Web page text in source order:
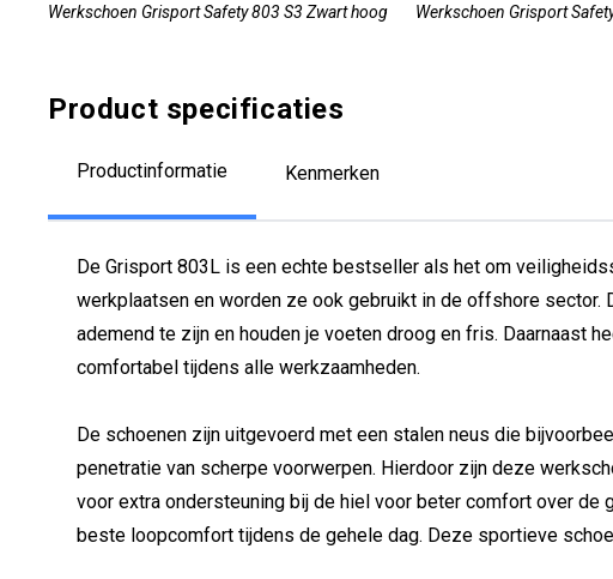
Werkschoen Grisport Safety 803 S3 Zwart hoog Werkschoen Grisport
Product specificaties
Productinformatie Kenmerken
De Grisport 803L is een echte bestseller als het om
werkplaatsen en worden ze ook gebruikt in de offshore
ademend te zijn en houden je voeten droog en fris. Daarnaast
comfortabel tijdens alle werkzaamheden.
De schoenen zijn uitgevoerd met een stalen neus die
penetratie van scherpe voorwerpen. Hierdoor zijn deze
voor extra ondersteuning bij de hiel voor beter comfort over
beste loopcomfort tijdens de gehele dag. Deze sportieve